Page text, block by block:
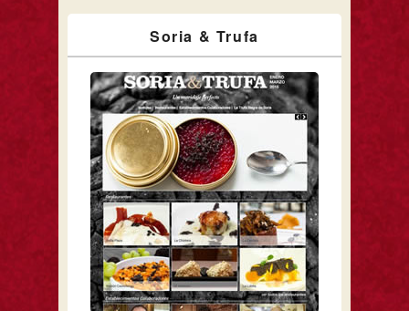
Soria & Trufa